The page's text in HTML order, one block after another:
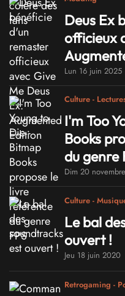
Deus Ex
officieux
Lun 16 juin 2025
Culture -
I'm Too
Books
du genre
Dim 20
Culture -
Le bal
ouvert !
Jeu 18 juin 2020
Retrogaming -